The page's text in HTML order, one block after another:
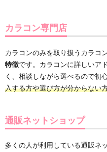
カラコン専門店
カラコンのみを取り扱うカラコ
特徴です。カラコンに詳しいア
く、相談しながら選べるので初
入する方や選び方が分からない
通販ネットショップ
多くの人が利用している通販ネ